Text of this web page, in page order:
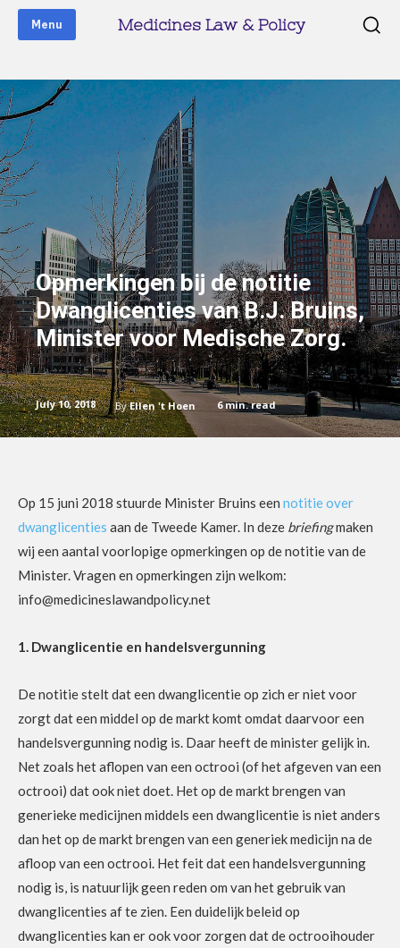
Menu Medicines Law & Policy
Opmerkingen bij de notitie
Dwanglicenties van B.J. Bruins,
Minister voor Medische Zorg.
July 10, 2018 By Ellen 't Hoen 6min. read
Op 15 juni 2018 stuurde Minister Bruins een notitie over
dwanglicenties aan de Tweede Kamer. In deze briefingmaken
wij een aantal voorlopige opmerkingen op de notitie van de
Minister. Vragen en opmerkingen zijn welkom:
info@medicineslawandpolicy.net
1. Dwanglicentie en handelsvergunning
De notitie stelt dat een dwanglicentie op zich er niet voor
zorgt dat een middel op de markt komt omdat daarvoor een
handelsvergunning nodig is. Daar heeft de minister gelijk in.
Net zoals het aflopen van een octrooi (of het afgeven van een
octrooi) dat ook niet doet. Het op de markt brengen van
generieke medicijnen middels een dwanglicentie is niet anders
dan het op de markt brengen van een generiek medicijn na de
afloop van een octrooi. Het feit dat een handelsvergunning
nodig is, is natuurlijk geen reden om van het gebruik van
dwanglicenties af te zien. Een duidelijk beleid op
dwanglicenties kan er ook voor zorgen dat de octrooihouder